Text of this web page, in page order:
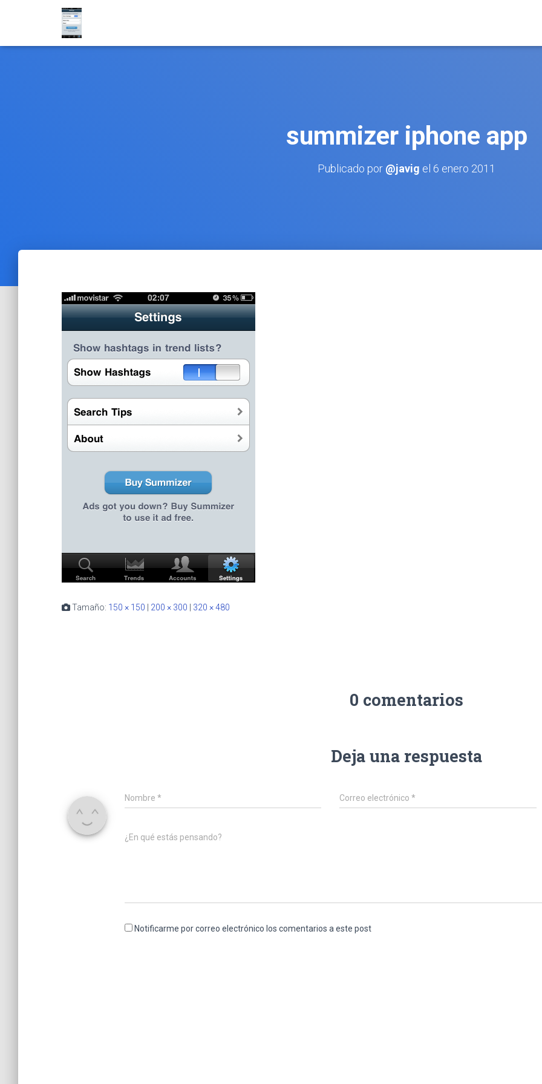
summizer iphone app
Publicado por @javig el 6 enero 2011
Tamaño: 150 × 150 200 × 300 320 × 480
0 comentarios
Deja una respuesta
Nombre * Correo electrónico*
¿En qué estás pensando?
Notificarme por correo electrónico los comentarios a este post